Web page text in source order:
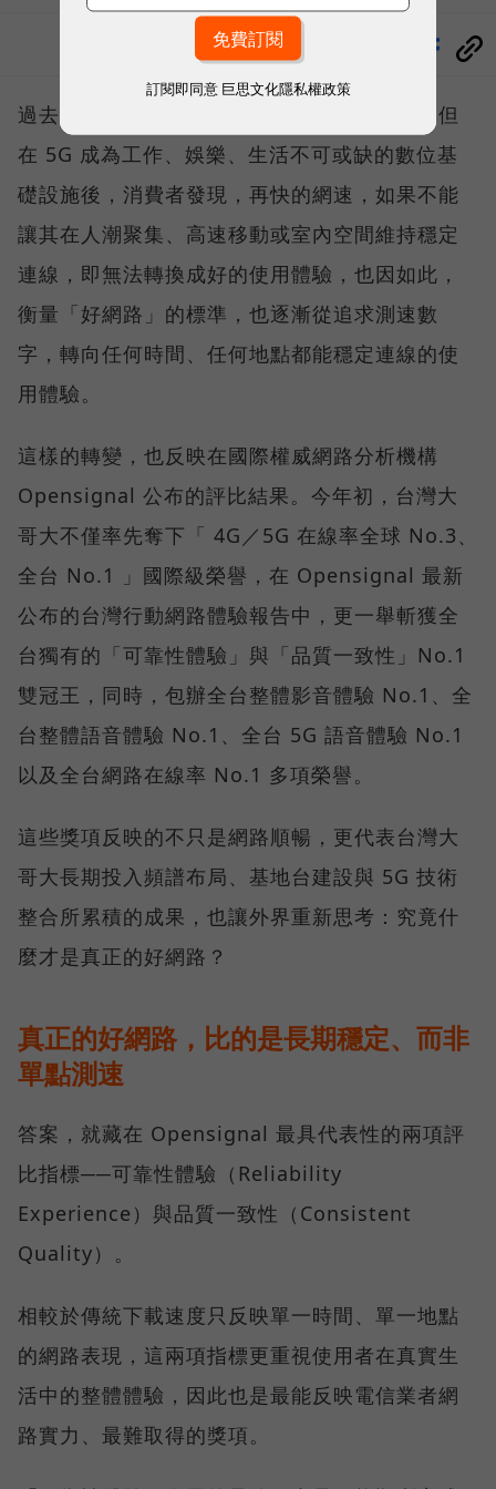
過去，下載速度是評價電信服務的重要指標，但
在 5G 成為工作、娛樂、生活不可或缺的數位基
礎設施後，消費者發現，再快的網速，如果不能
讓其在人潮聚集、高速移動或室內空間維持穩定
連線，即無法轉換成好的使用體驗，也因如此，
衡量「好網路」的標準，也逐漸從追求測速數
字，轉向任何時間、任何地點都能穩定連線的使
用體驗。
這樣的轉變，也反映在國際權威網路分析機構
Opensignal 公布的評比結果。今年初，台灣大
哥大不僅率先奪下「 4G／5G 在線率全球 No.3、
全台 No.1 」國際級榮譽，在 Opensignal 最新
公布的台灣行動網路體驗報告中，更一舉斬獲全
台獨有的「可靠性體驗」與「品質一致性」No.1
雙冠王，同時，包辦全台整體影音體驗 No.1、全
台整體語音體驗 No.1、全台 5G 語音體驗 No.1
以及全台網路在線率 No.1 多項榮譽。
這些獎項反映的不只是網路順暢，更代表台灣大
哥大長期投入頻譜布局、基地台建設與 5G 技術
整合所累積的成果，也讓外界重新思考：究竟什
麼才是真正的好網路？
真正的好網路，比的是長期穩定、而非
單點測速
答案，就藏在 Opensignal 最具代表性的兩項評
比指標──可靠性體驗（Reliability
Experience）與品質一致性（Consistent
Quality）。
相較於傳統下載速度只反映單一時間、單一地點
的網路表現，這兩項指標更重視使用者在真實生
活中的整體體驗，因此也是最能反映電信業者網
路實力、最難取得的獎項。
訂閱即同意 巨思文化隱私權政策